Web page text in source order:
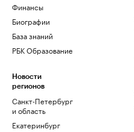
Финансы
Биографии
База знаний
РБК Образование
Новости
регионов
Санкт-Петербург
и область
Екатеринбург